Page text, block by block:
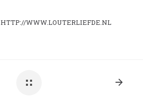
HTTP://WWW.LOUTERLIEFDE.NL